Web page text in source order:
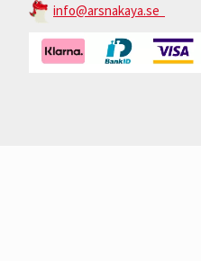
info@arsnakaya.se